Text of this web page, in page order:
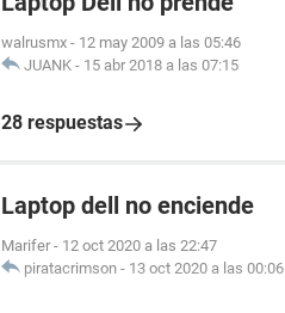
walrusmx - 12 may 2009 a las 05:46
JUANK - 15 abr 2018 a las 07:15
28 respuestas
Laptop dell no enciende
Marifer - 12 oct 2020 a las 22:47
piratacrimson - 13 oct 2020 a las 00:06